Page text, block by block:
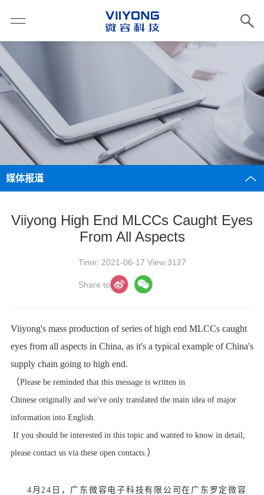
媒体报道
Viiyong High End MLCCs Caught Eyes
From All Aspects
Time: 2021-06-17 View:3127
Share to
Viiyong's mass production of series of high end MLCCs caught
eyes from all aspects in China, as it's a typical example of China's
supply chain going to high end.
（Please be reminded that this message is written in
Chinese originally and we've only translated the main idea of major
information into English.
If you should be interested in this topic and wanted to know in detail,
please contact us via these open contacts. ）
4月24日，广东微容电子科技有限公司在广东罗定微容